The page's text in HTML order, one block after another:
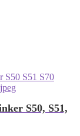
S50, S51,